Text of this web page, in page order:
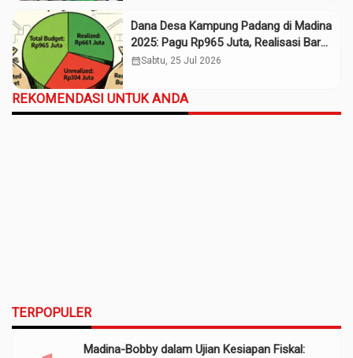
Dana Desa Kampung Padang di Madina
2025: Pagu Rp965 Juta, Realisasi Baru
Rp661 Juta
calendar_monthSabtu, 25 Jul 2026
REKOMENDASI UNTUK ANDA
TERPOPULER
Madina-Bobby dalam Ujian Kesiapan Fiskal: